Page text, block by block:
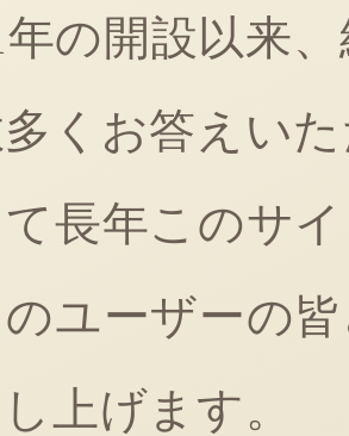
年の開設以来
くお答えい
長年このサ
ユーザーの
上げます。